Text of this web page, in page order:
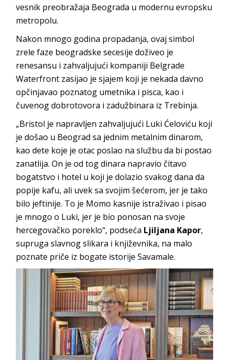
vesnik preobražaja Beograda u modernu evropsku
metropolu.
Nakon mnogo godina propadanja, ovaj simbol
zrele faze beogradske secesije doživeo je
renesansu i zahvaljujući kompaniji Belgrade
Waterfront zasijao je sjajem koji je nekada davno
opčinjavao poznatog umetnika i pisca, kao i
čuvenog dobrotovora i zadužbinara iz Trebinja.
„Bristol je napravljen zahvaljujući Luki Ćeloviću koji
je došao u Beograd sa jednim metalnim dinarom,
kao dete koje je otac poslao na službu da bi postao
zanatlija. On je od tog dinara napravio čitavo
bogatstvo i hotel u koji je dolazio svakog dana da
popije kafu, ali uvek sa svojim šećerom, jer je tako
bilo jeftinije. To je Momo kasnije istraživao i pisao
je mnogo o Luki, jer je bio ponosan na svoje
hercegovačko poreklo“, podseća Ljiljana Kapor,
supruga slavnog slikara i književnika, na malo
poznate priče iz bogate istorije Savamale.